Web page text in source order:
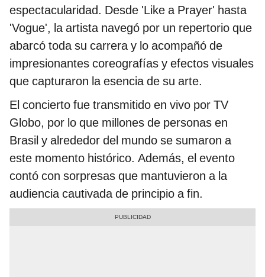
espectacularidad. Desde 'Like a Prayer' hasta
'Vogue', la artista navegó por un repertorio que
abarcó toda su carrera y lo acompañó de
impresionantes coreografías y efectos visuales
que capturaron la esencia de su arte.
El concierto fue transmitido en vivo por TV
Globo, por lo que millones de personas en
Brasil y alrededor del mundo se sumaron a
este momento histórico. Además, el evento
contó con sorpresas que mantuvieron a la
audiencia cautivada de principio a fin​.